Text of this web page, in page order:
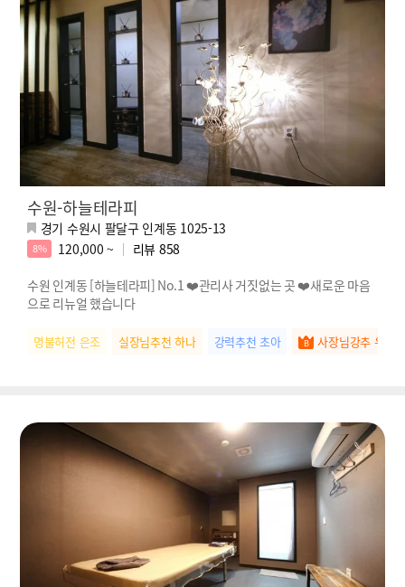
수원-하늘테라피
경기 수원시 팔달구 인계동 1025-13
8% 120,000 ~ 리뷰 858
수원 인계동 [하늘테라피] No.1 ❤️관리사 거짓없는 곳 ❤️새로운 마음
으로 리뉴얼 했습니다
명불허전 은조 실장님추천 하나 강력추천 초아 사장님강추 우유